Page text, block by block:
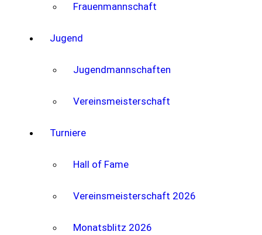
Frauenmannschaft
Jugend
Jugendmannschaften
Vereinsmeisterschaft
Turniere
Hall of Fame
Vereinsmeisterschaft 2026
Monatsblitz 2026